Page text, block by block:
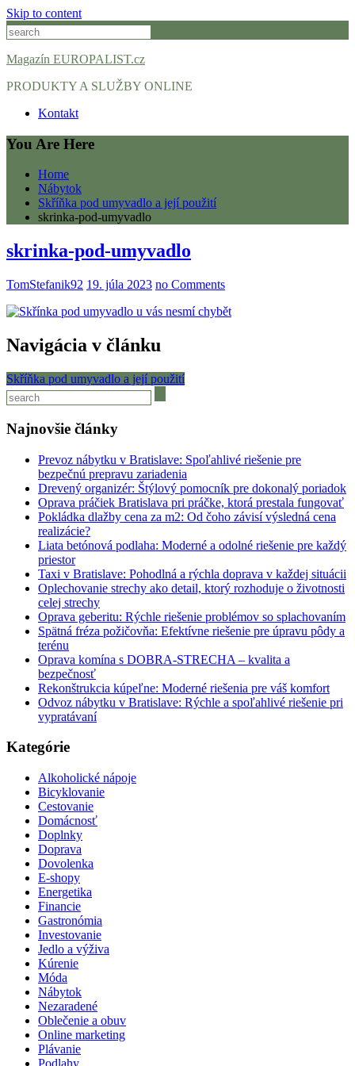
Skip to content
Magazín EUROPALIST.cz
PRODUKTY A SLUŽBY ONLINE
Kontakt
You Are Here
Home
Nábytok
Skříňka pod umyvadlo a její použití
skrinka-pod-umyvadlo
skrinka-pod-umyvadlo
TomStefanik92 19. júla 2023 no Comments
Navigácia v článku
Skříňka pod umyvadlo a její použití
Najnovšie články
Prevoz nábytku v Bratislave: Spoľahlivé riešenie pre
bezpečnú prepravu zariadenia
Drevený organizér: Štýlový pomocník pre dokonalý poriadok
Oprava práčiek Bratislava pri práčke, ktorá prestala fungovať
Pokládka dlažby cena za m2: Od čoho závisí výsledná cena
realizácie?
Liata betónová podlaha: Moderné a odolné riešenie pre každý
priestor
Taxi v Bratislave: Pohodlná a rýchla doprava v každej situácii
Oplechovanie strechy ako detail, ktorý rozhoduje o životnosti
celej strechy
Oprava geberitu: Rýchle riešenie problémov so splachovaním
Spätná fréza požičovňa: Efektívne riešenie pre úpravu pôdy a
terénu
Oprava komína s DOBRA-STRECHA – kvalita a
bezpečnosť
Rekonštrukcia kúpeľne: Moderné riešenia pre váš komfort
Odvoz nábytku v Bratislave: Rýchle a spoľahlivé riešenie pri
vypratávaní
Kategórie
Alkoholické nápoje
Bicyklovanie
Cestovanie
Domácnosť
Doplnky
Doprava
Dovolenka
E-shopy
Energetika
Financie
Gastronómia
Investovanie
Jedlo a výživa
Kúrenie
Móda
Nábytok
Nezaradené
Oblečenie a obuv
Online marketing
Plávanie
Podlahy